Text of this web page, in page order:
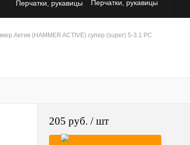
Перчатки, рукавицы
Средства защиты от падения
Актив (HAMMER ACTIVE) супер (super) 5-3.1 PC
205 руб. / шт